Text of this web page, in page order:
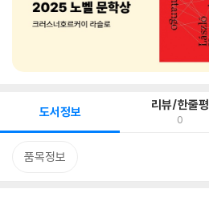
도서정보 리뷰/한줄평
0
품목정보